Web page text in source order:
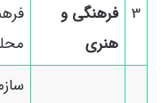
3 فرهنگی و
هنری